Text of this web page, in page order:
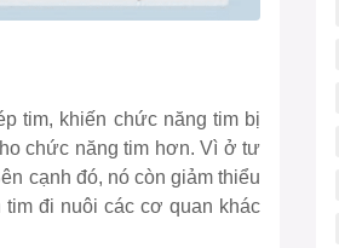
tim, khiến chức năng tim bị
chức năng tim hơn. Vì ở tư
cạnh đó, nó còn giảm thiểu
đi nuôi các cơ quan khác